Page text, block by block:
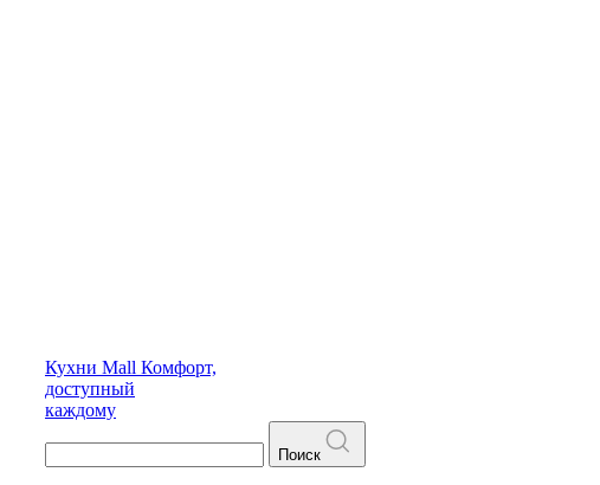
Кухни Mall Комфорт,
доступный
каждому
Поиск